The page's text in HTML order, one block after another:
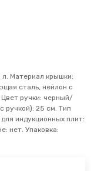
Материал крышки:
сталь, нейлон с
ручки: черный/
ручкой): 25 см. Тип
индукционных плит:
нет. Упаковка: